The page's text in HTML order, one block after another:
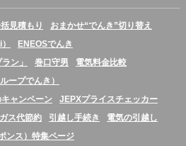
見積もり
おまかせ“でんき”切り替え
ENEOSでんき
ン」
巻口守男
電気料金比較
ープでんき）
ャンペーン
JEPXプライスチェッカー
ガス代節約 引越し手続き
電気の引越し
ンス）特集ページ